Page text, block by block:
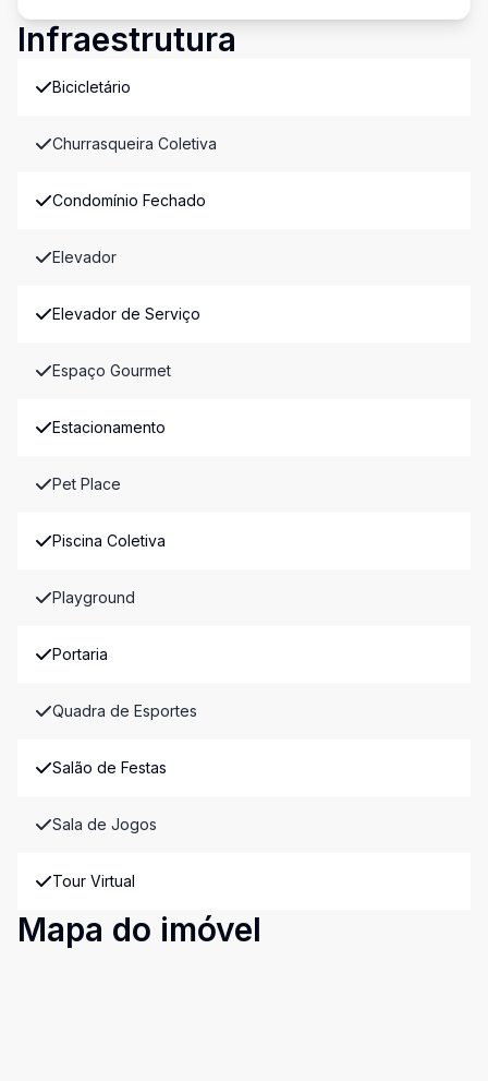
Infraestrutura
Bicicletário
Churrasqueira Coletiva
Condomínio Fechado
Elevador
Elevador de Serviço
Espaço Gourmet
Estacionamento
Pet Place
Piscina Coletiva
Playground
Portaria
Quadra de Esportes
Salão de Festas
Sala de Jogos
Tour Virtual
Mapa do imóvel